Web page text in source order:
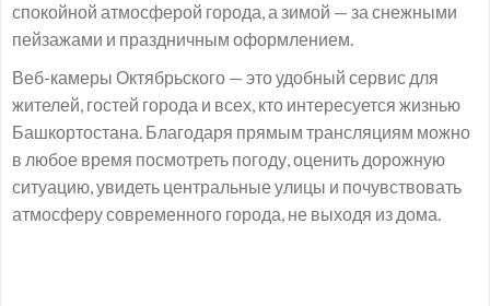
спокойной атмосферой города, а зимой — за снежными
пейзажами и праздничным оформлением.
Веб-камеры Октябрьского — это удобный сервис для
жителей, гостей города и всех, кто интересуется жизнью
Башкортостана. Благодаря прямым трансляциям можно
в любое время посмотреть погоду, оценить дорожную
ситуацию, увидеть центральные улицы и почувствовать
атмосферу современного города, не выходя из дома.